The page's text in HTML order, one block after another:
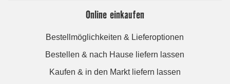
Online einkaufen
Bestellmöglichkeiten & Lieferoptionen
Bestellen & nach Hause liefern lassen
Kaufen & in den Markt liefern lassen